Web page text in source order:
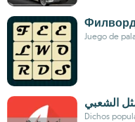
Juego de
الشعبي
Dichos